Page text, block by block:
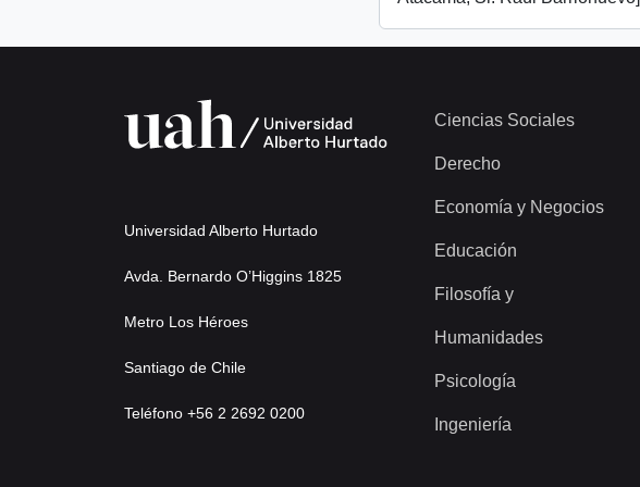
Universidad Alberto Hurtado
Avda. Bernardo O’Higgins 1825
Metro Los Héroes
Santiago de Chile
Teléfono +56 2 2692 0200
Ciencias Sociales
Derecho
Economía y Negocios
Educación
Filosofía y
Humanidades
Psicología
Ingeniería